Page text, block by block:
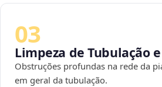
03
Limpeza de Tubulação
Obstruções profundas na rede da
em geral da tubulação.